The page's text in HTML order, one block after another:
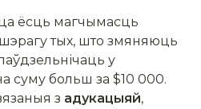
ёсць магчымасць
тых, што змяняюць
у
суму больш за $10 000.
з адукацыяй,